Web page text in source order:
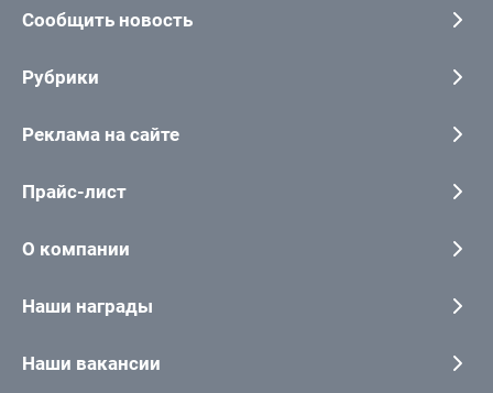
Сообщить новость
Рубрики
Реклама на сайте
Прайс-лист
О компании
Наши награды
Наши вакансии